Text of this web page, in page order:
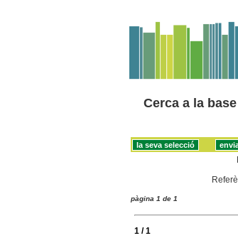
Cerca a la
pàgina 1 de 1
1 / 1